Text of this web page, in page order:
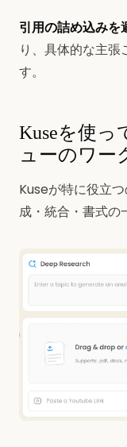
引用の詰め込みを
り、具体的な主
す。
Kuseを使っ
ューのワー
Kuseが特に役立
成・統合・書式の